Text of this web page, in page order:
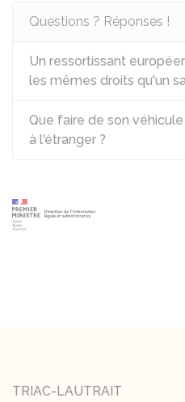
Questions ? Réponses !
Un ressortissant
les mêmes droits qu'un
Que faire de son
à l'étranger ?
TRIAC-LAUTRAIT